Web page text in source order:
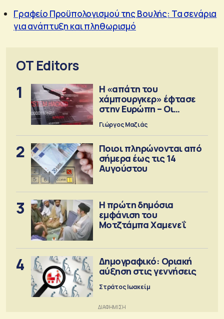
Γραφείο Προϋπολογισμού της Βουλής: Τα σενάρια
για ανάπτυξη και πληθωρισμό
OT Editors
1
Η «απάτη του
χάμπουργκερ» έφτασε
στην Ευρώπη – Οι
προειδοποιήσεις
Γιώργος Μαζιάς
2
Ποιοι πληρώνονται από
σήμερα έως τις 14
Αυγούστου
3
Η πρώτη δημόσια
εμφάνιση του
Μοτζτάμπα Χαμενεΐ
4
Δημογραφικό: Οριακή
αύξηση στις γεννήσεις
Στράτος Ιωακείμ